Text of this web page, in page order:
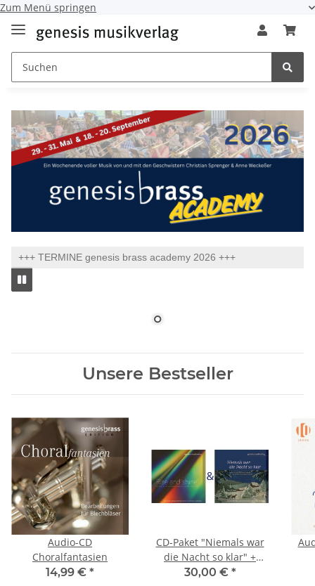
Zum Menü springen
+++ TERMINE genesis brass academy 2026 +++
Unsere Bestseller
Audio-CD
Choralfantasien
14,99 € *
CD-Paket "Niemals war
die Nacht so klar" +
"Rise and shine!" (sinf.
30,00 € *